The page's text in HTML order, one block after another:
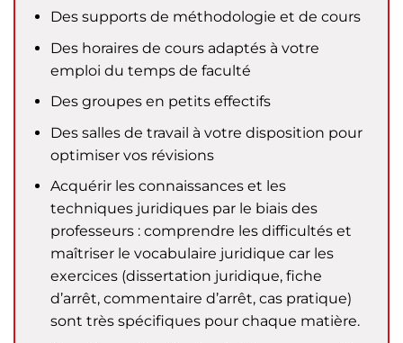
Des supports de méthodologie et de cours
Des horaires de cours adaptés à votre
emploi du temps de faculté
Des groupes en petits effectifs
Des salles de travail à votre disposition pour
optimiser vos révisions
Acquérir les connaissances et les
techniques juridiques par le biais des
professeurs : comprendre les difficultés et
maîtriser le vocabulaire juridique car les
exercices (dissertation juridique, fiche
d’arrêt, commentaire d’arrêt, cas pratique)
sont très spécifiques pour chaque matière.